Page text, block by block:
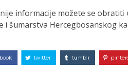
informacije možete se
i šumarstva Hercegbosanskog
twitter tumblr